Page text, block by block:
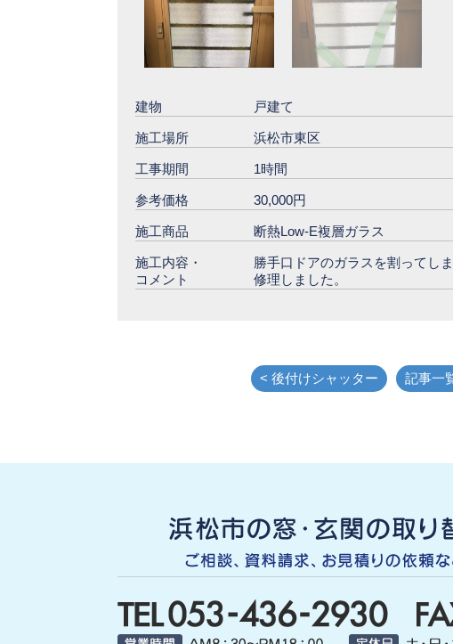
建物 戸建て
施工場所 浜松市東区
工事期間 1時間
参考価格 30,000円
施工商品 断熱Low-E複層ガラス
施工内容・
コメント
勝手口ドアのガラスを割ってし
修理しました。
< 後付けシャッター 記事一